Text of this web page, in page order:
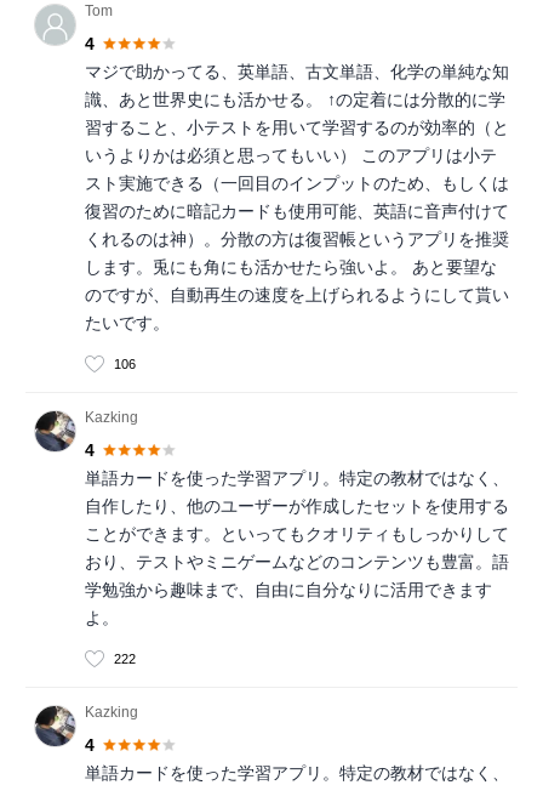
Tom
4
マジで助かってる、英単語、古文単語、化学の単純な知
識、あと世界史にも活かせる。 ↑の定着には分散的に学
習すること、小テストを用いて学習するのが効率的（と
いうよりかは必須と思ってもいい） このアプリは小テ
スト実施できる（一回目のインプットのため、もしくは
復習のために暗記カードも使用可能、英語に音声付けて
くれるのは神）。分散の方は復習帳というアプリを推奨
します。兎にも角にも活かせたら強いよ。 あと要望な
のですが、自動再生の速度を上げられるようにして貰い
たいです。
106
Kazking
4
単語カードを使った学習アプリ。特定の教材ではなく、
自作したり、他のユーザーが作成したセットを使用する
ことができます。といってもクオリティもしっかりして
おり、テストやミニゲームなどのコンテンツも豊富。語
学勉強から趣味まで、自由に自分なりに活用できます
よ。
222
Kazking
4
単語カードを使った学習アプリ。特定の教材ではなく、